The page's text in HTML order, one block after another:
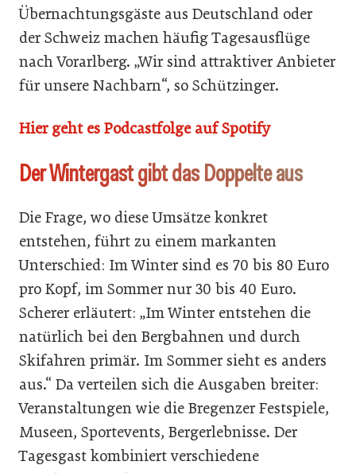
Übernachtungsgäste aus Deutschland oder
der Schweiz machen häufig Tagesausflüge
nach Vorarlberg. „Wir sind attraktiver Anbieter
für unsere Nachbarn“, so Schützinger.
Hier geht es Podcastfolge auf Spotify
Der Wintergast gibt das Doppelte aus
Die Frage, wo diese Umsätze konkret
entstehen, führt zu einem markanten
Unterschied: Im Winter sind es 70 bis 80 Euro
pro Kopf, im Sommer nur 30 bis 40 Euro.
Scherer erläutert: „Im Winter entstehen die
natürlich bei den Bergbahnen und durch
Skifahren primär. Im Sommer sieht es anders
aus.“ Da verteilen sich die Ausgaben breiter:
Veranstaltungen wie die Bregenzer Festspiele,
Museen, Sportevents, Bergerlebnisse. Der
Tagesgast kombiniert verschiedene